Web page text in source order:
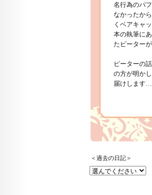
名行為のパ
なかったか
くベアキャ
本の執筆に
たピーター
ピーターの
の方が明か
届けします
＜過去の日記＞